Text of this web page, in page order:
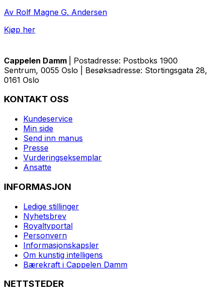
Av Rolf Magne G. Andersen
Kjøp her
Cappelen Damm
| Postadresse: Postboks 1900
Sentrum, 0055 Oslo | Besøksadresse: Stortingsgata 28,
0161 Oslo
KONTAKT OSS
Kundeservice
Min side
Send inn manus
Presse
Vurderingseksemplar
Ansatte
INFORMASJON
Ledige stillinger
Nyhetsbrev
Royaltyportal
Personvern
Informasjonskapsler
Om kunstig intelligens
Bærekraft i Cappelen Damm
NETTSTEDER